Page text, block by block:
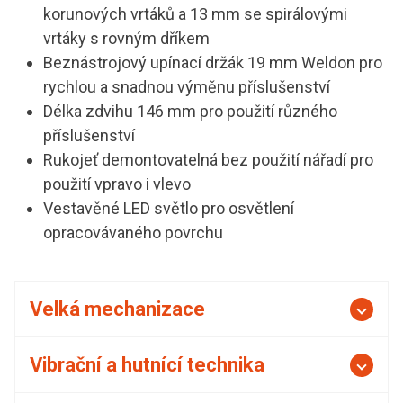
Velká mechanizace
Vibrační a hutnící technika
korunových vrtáků a 13 mm se spirálovými
vrtáky s rovným dříkem
Beznástrojový upínací držák 19 mm Weldon pro
rychlou a snadnou výměnu příslušenství
Délka zdvihu 146 mm pro použití různého
příslušenství
Rukojeť demontovatelná bez použití nářadí pro
použití vpravo i vlevo
Vestavěné LED světlo pro osvětlení
opracovávaného povrchu